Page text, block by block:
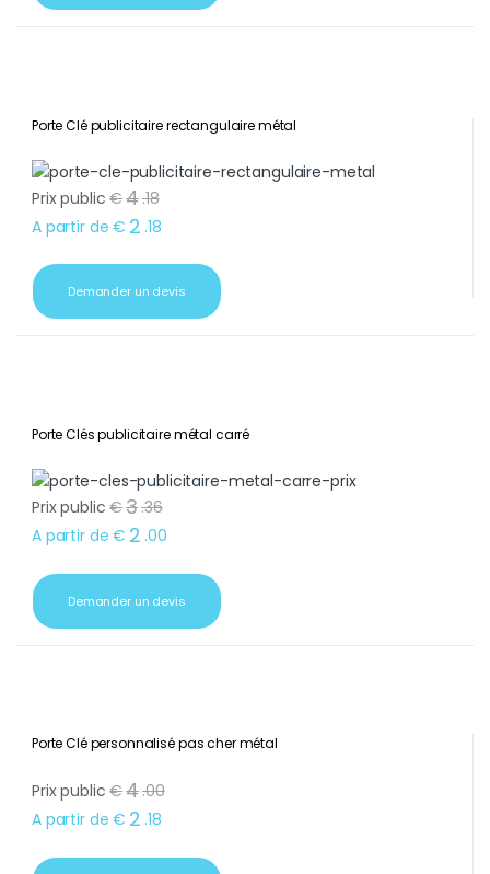
Porte Clé publicitaire rectangulaire métal
Prix public €4.18
A partir de € 2 .18
Demander un devis
Porte Clés publicitaire métal carré
Prix public €3.36
A partir de € 2 .00
Demander un devis
Porte Clé personnalisé pas cher métal
Prix public €4.00
A partir de € 2 .18